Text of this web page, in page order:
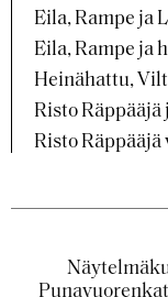
Eila, Rampe ja
Eila, Rampe ja
Heinähattu,
Risto
Risto Räppääjä